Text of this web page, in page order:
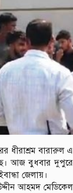
ধীরাশ্রম বারারুল
বুধবার দুপুরে এ
জেলায়।
আহমদ